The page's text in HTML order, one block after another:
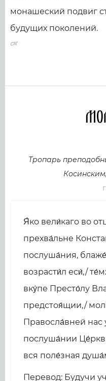
монашеский подвиг
будущих поколений.
Тропарь
Я́ко вели́каго во
прехва́льне
послуша́ния,
возрасти́л еси́,/
вку́пе Престо́лу
предстоя́щии,/
Правосла́вней нас
послуша́нии
вся поле́зная
Перевод: Будучи